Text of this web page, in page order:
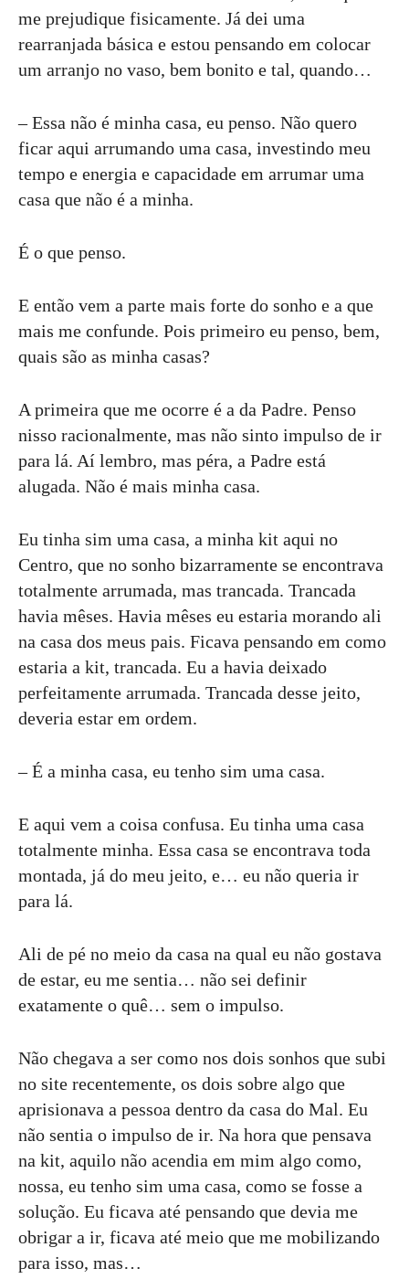
me prejudique fisicamente. Já dei uma
rearranjada básica e estou pensando em colocar
um arranjo no vaso, bem bonito e tal, quando…
– Essa não é minha casa, eu penso. Não quero
ficar aqui arrumando uma casa, investindo meu
tempo e energia e capacidade em arrumar uma
casa que não é a minha.
É o que penso.
E então vem a parte mais forte do sonho e a que
mais me confunde. Pois primeiro eu penso, bem,
quais são as minha casas?
A primeira que me ocorre é a da Padre. Penso
nisso racionalmente, mas não sinto impulso de ir
para lá. Aí lembro, mas péra, a Padre está
alugada. Não é mais minha casa.
Eu tinha sim uma casa, a minha kit aqui no
Centro, que no sonho bizarramente se encontrava
totalmente arrumada, mas trancada. Trancada
havia mêses. Havia mêses eu estaria morando ali
na casa dos meus pais. Ficava pensando em como
estaria a kit, trancada. Eu a havia deixado
perfeitamente arrumada. Trancada desse jeito,
deveria estar em ordem.
– É a minha casa, eu tenho sim uma casa.
E aqui vem a coisa confusa. Eu tinha uma casa
totalmente minha. Essa casa se encontrava toda
montada, já do meu jeito, e… eu não queria ir
para lá.
Ali de pé no meio da casa na qual eu não gostava
de estar, eu me sentia… não sei definir
exatamente o quê… sem o impulso.
Não chegava a ser como nos dois sonhos que subi
no site recentemente, os dois sobre algo que
aprisionava a pessoa dentro da casa do Mal. Eu
não sentia o impulso de ir. Na hora que pensava
na kit, aquilo não acendia em mim algo como,
nossa, eu tenho sim uma casa, como se fosse a
solução. Eu ficava até pensando que devia me
obrigar a ir, ficava até meio que me mobilizando
para isso, mas…